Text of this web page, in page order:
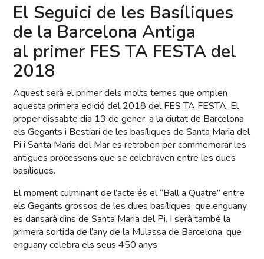
El Seguici de les Basíliques
de la Barcelona Antiga
al primer FES TA FESTA del
2018
Aquest serà el primer dels molts temes que omplen
aquesta primera edició del 2018 del FES TA FESTA. El
proper dissabte dia 13 de gener, a la ciutat de Barcelona,
els Gegants i Bestiari de les basíliques de Santa Maria del
Pi i Santa Maria del Mar es retroben per commemorar les
antigues processons que se celebraven entre les dues
basíliques.
El moment culminant de l’acte és el “Ball a Quatre” entre
els Gegants grossos de les dues basíliques, que enguany
es dansarà dins de Santa Maria del Pi. I serà també la
primera sortida de l’any de la Mulassa de Barcelona, que
enguany celebra els seus 450 anys